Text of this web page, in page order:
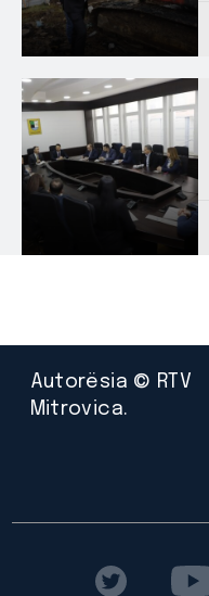
Autorësia © RTV
Mitrovica.